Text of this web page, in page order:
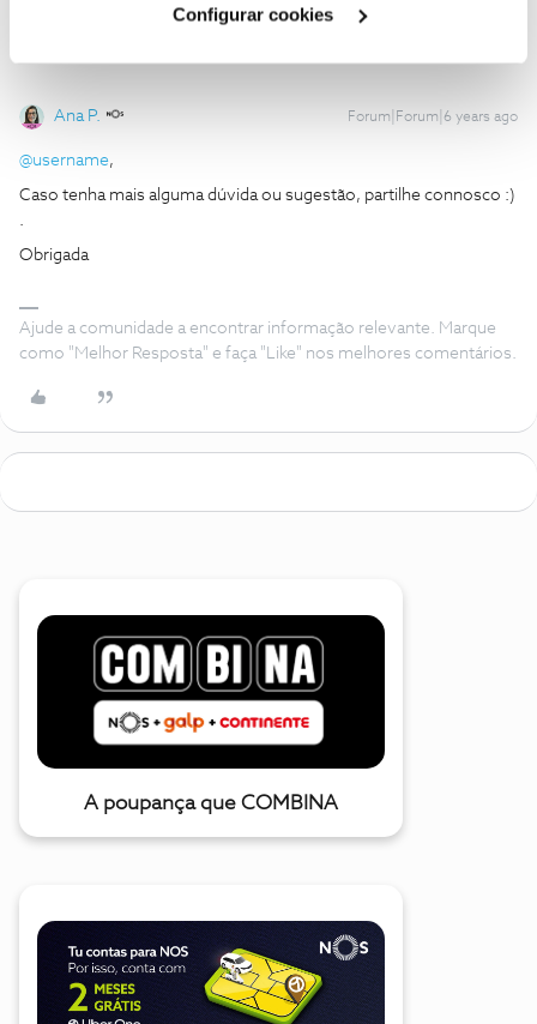
Configurar cookies
Ana P. Forum|Forum|6 years ago
@username,
Caso tenha mais alguma dúvida ou sugestão, partilhe connosco :)
.
Obrigada
Ajude a comunidade a encontrar informação relevante. Marque
como "Melhor Resposta" e faça "Like" nos melhores comentários.
A poupança que COMBINA